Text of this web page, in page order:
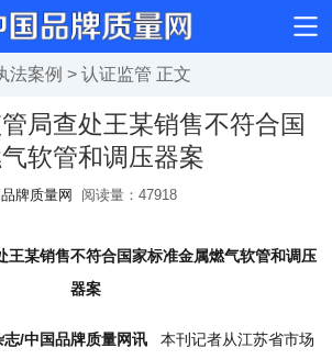
法案例 > 认证监管 正文
局查处王某销售不符合国
软管和调压器案
牌质量网 阅读量： 47918
王某销售不符合国家标准金属燃气软管和调压
器案
/中国品牌质量网讯 本刊记者从江苏省市场